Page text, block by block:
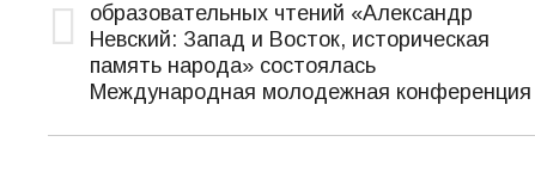
записям
Предыдущая
запись:
образовательных чтений «Александр
Невский: Запад и Восток, историческая
память народа» состоялась
Международная молодежная конференция